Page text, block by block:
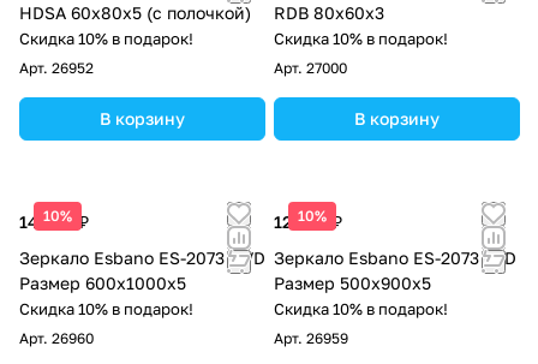
HDSA 60x80x5 (с полочкой)
Скидка 10% в подарок!
Арт. 26952
В корзину
RDB 80x60х3
Скидка 10% в подарок!
Арт. 27000
В корзину
10%
14 280 ₽
Зеркало Esbano ES-2073 HVD
Размер 600х1000х5
Скидка 10% в подарок!
Арт. 26960
10%
12 920 ₽
Зеркало Esbano ES-2073 FVD
Размер 500х900х5
Скидка 10% в подарок!
Арт. 26959